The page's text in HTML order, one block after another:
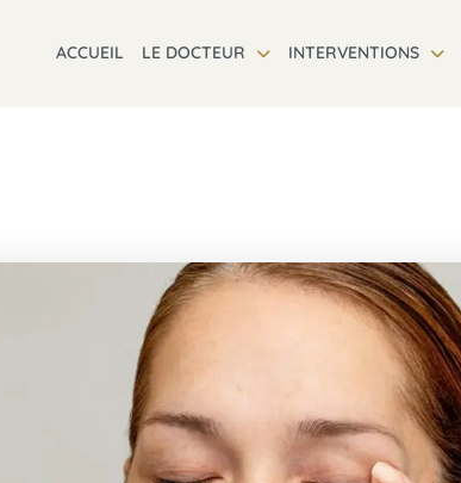
ACCUEIL LE DOCTEUR INTERVENTIONS